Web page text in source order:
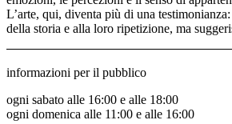
L’arte, qui, diventa più di una
della storia e alla loro ripetizione, ma
informazioni per il pubblico
ogni sabato alle 16:00 e alle 18:00
ogni domenica alle 11:00 e alle 16:00